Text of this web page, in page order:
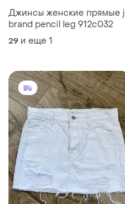
Джинсы женские прямые j
brand pencil leg 912c032
29 и еще 1